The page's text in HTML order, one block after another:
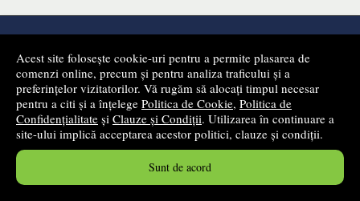
Acest site folosește cookie-uri pentru a permite plasarea de
comenzi online, precum și pentru analiza traficului și a
preferințelor vizitatorilor. Vă rugăm să alocați timpul necesar
pentru a citi și a înțelege Politica de Cookie, Politica de
Confidențialitate și Clauze și Condiții. Utilizarea în continuare a
site-ului implică acceptarea acestor politici, clauze și condiții.
Sunt de acord
Newsletter
Fii primul care află despre produsele noi și reducerile apărute
pe site-ul nostru!